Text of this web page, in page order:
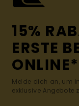
15%
ERSTE
ONLINE*
Melde dich an, um
exklusive Angebote